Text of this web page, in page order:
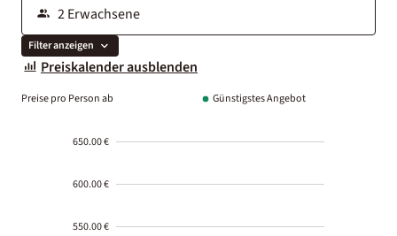
Filter anzeigen
Preiskalender ausblenden
Preise pro Person ab Günstigstes Angebot
650.00 €
600.00 €
550.00 €